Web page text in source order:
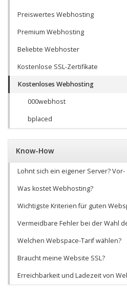
Preiswertes Webhosting
Premium Webhosting
Beliebte Webhoster
Kostenlose SSL-Zertifikate
Kostenloses Webhosting
000webhost
bplaced
Know-How
Lohnt sich ein eigener Server? Vor-
Was kostet Webhosting?
Wichtigste Kriterien für guten
Vermeidbare Fehler bei der Wahl
Welchen Webspace-Tarif wählen?
Braucht meine Website SSL?
Erreichbarkeit und Ladezeit von